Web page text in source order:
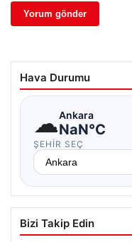
Hava Durumu
☁Ankara
NaN°C
ŞEHIR SEÇ
Bizi Takip Edin